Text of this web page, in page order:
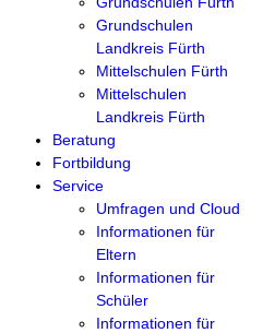
Grundschulen
Landkreis Fürth
Mittelschulen Fürth
Mittelschulen
Landkreis Fürth
Beratung
Fortbildung
Service
Umfragen und Cloud
Informationen für
Eltern
Informationen für
Schüler
Informationen für